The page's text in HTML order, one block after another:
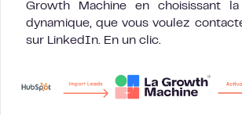
Growth Machine en choisissant
dynamique, que vous voulez
sur LinkedIn. En un clic.